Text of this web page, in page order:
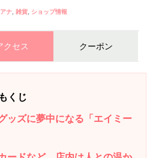
ナ 雑貨 ショップ情報
クセス クーポン
もくじ
ッズに夢中になる「エイミー